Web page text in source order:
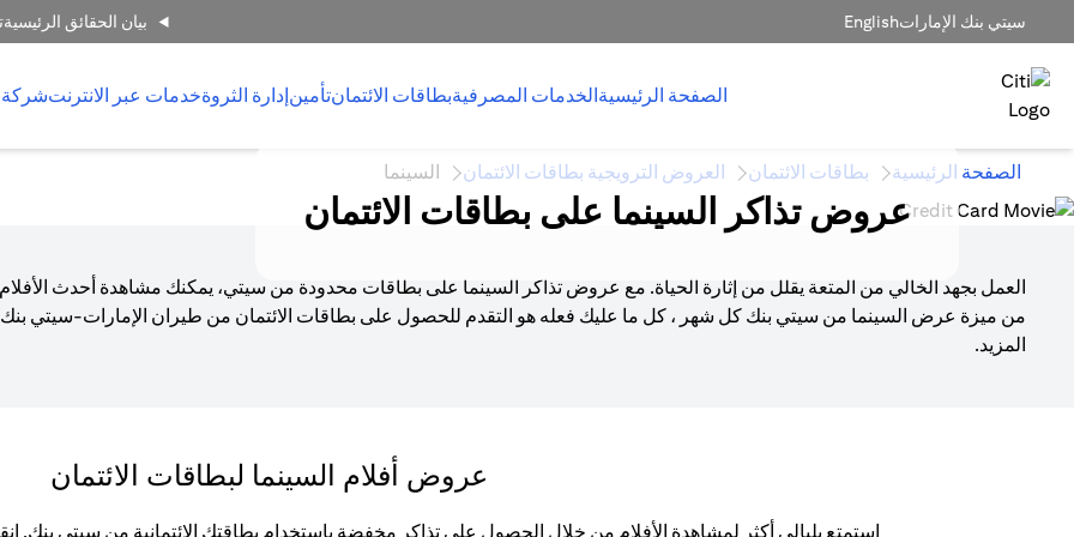
سيتي بنك الإماراتEnglish بيان الحقائق الرئيسية
الصفحة الرئيسيةالخدمات المصرفيةبطاقات الائتمانتأمينإدارة الثروةخدمات عبر الانترنت
الصفحة الرئيسية بطاقات الائتمان العروض الترويجية بطاقات الائتمان السينما
عروض تذاكر السينما على بطاقات الائتمان
العمل بجهد الخالي من المتعة يقلل من إثارة الحياة. مع عروض تذاكر السينما على بطاقات محدودة من سيتي، يمكنك مشاهدة أحدث
من ميزة عرض السينما من سيتي بنك كل شهر ، كل ما عليك فعله هو التقدم للحصول على بطاقات الائتمان من طيران الإمارات-سيتي
المزيد.
عروض أفلام السينما لبطاقات الائتمان
استمتع بليالي أكثر لمشاهدة الأفلام من خلال الحصول على تذاكر مخفضة باستخدام بطاقتك الائتمانية من سيتي